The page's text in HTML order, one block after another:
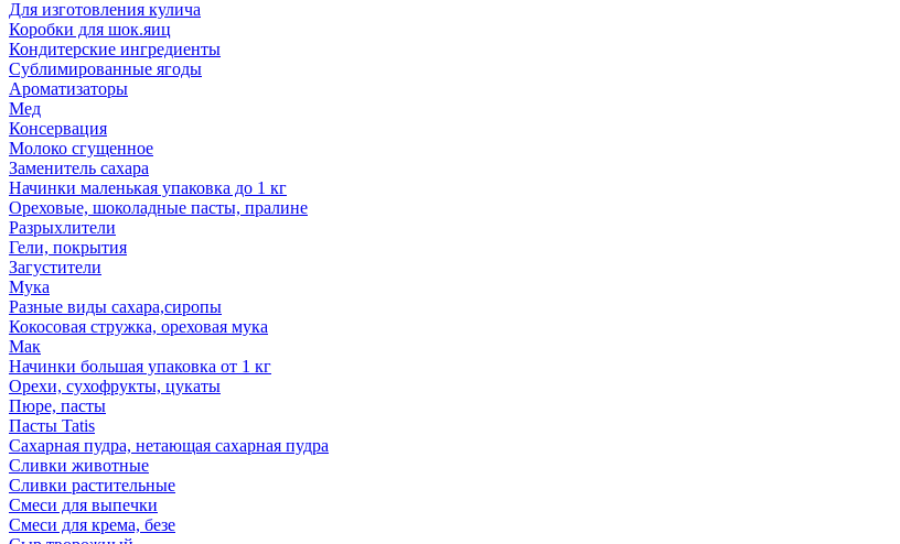
Для изготовления кулича
Коробки для шок.яиц
Кондитерские ингредиенты
Сублимированные ягоды
Ароматизаторы
Мед
Консервация
Молоко сгущенное
Заменитель сахара
Начинки маленькая упаковка до 1 кг
Ореховые, шоколадные пасты, пралине
Разрыхлители
Гели, покрытия
Загустители
Мука
Разные виды сахара,сиропы
Кокосовая стружка, ореховая мука
Мак
Начинки большая упаковка от 1 кг
Орехи, сухофрукты, цукаты
Пюре, пасты
Пасты Tatis
Сахарная пудра, нетающая сахарная пудра
Сливки животные
Сливки растительные
Смеси для выпечки
Смеси для крема, безе